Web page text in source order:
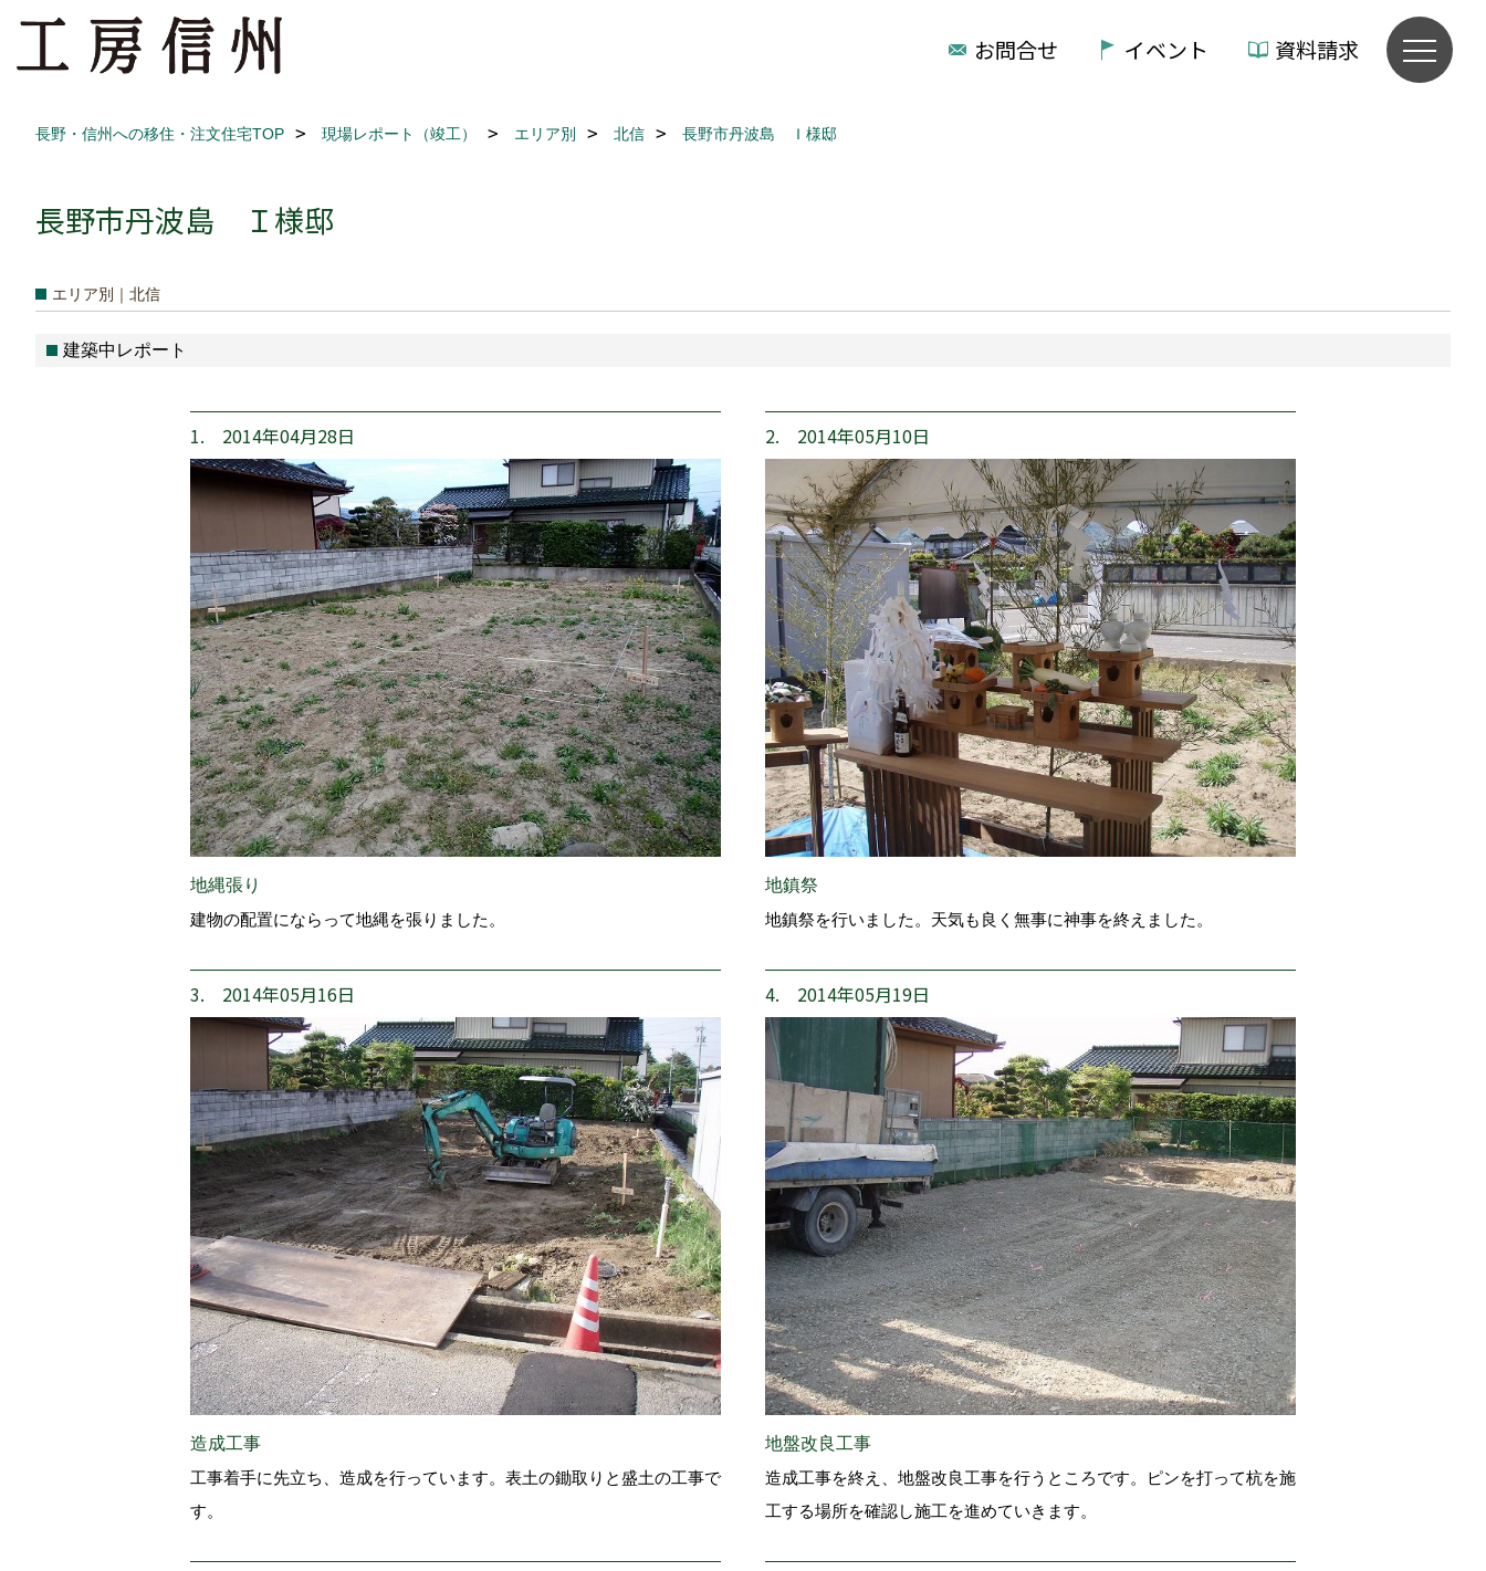
お問合せ イベント 資料請求
長野・信州への移住・注文住宅TOP 現場レポート（竣工） エリア別 北信 長野市丹波島 Ｉ様邸
長野市丹波島 Ｉ様邸
エリア別｜北信
建築中レポート
1. 2014年04月28日
地縄張り
建物の配置にならって地縄を張りました。
2. 2014年05月10日
地鎮祭
地鎮祭を行いました。天気も良く無事に神事を終えました。
3. 2014年05月16日
造成工事
工事着手に先立ち、造成を行っています。表土の鋤取りと盛土の工事で
す。
4. 2014年05月19日
地盤改良工事
造成工事を終え、地盤改良工事を行うところです。ピンを打って杭を施
工する場所を確認し施工を進めていきます。